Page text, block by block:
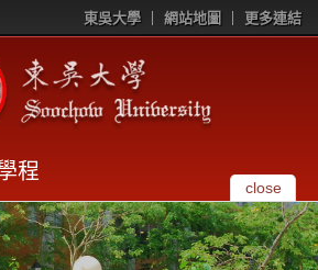
東吳大學 網站地圖 更多連結
程
close